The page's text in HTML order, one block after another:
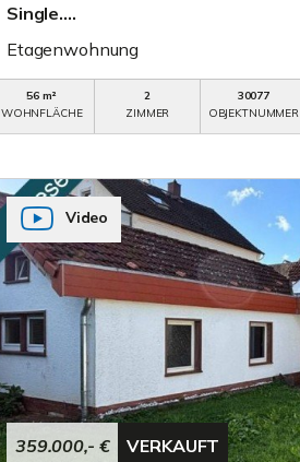
Single….
Etagenwohnung
56 m²
WOHNFLÄCHE
2
ZIMMER
30077
OBJEKTNUMMER
359.000,- € VERKAUFT
Video